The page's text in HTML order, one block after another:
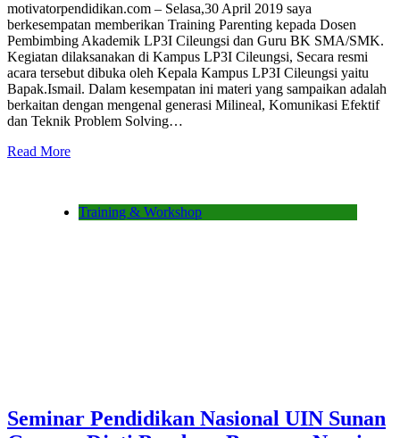
motivatorpendidikan.com – Selasa,30 April 2019 saya
berkesempatan memberikan Training Parenting kepada Dosen
Pembimbing Akademik LP3I Cileungsi dan Guru BK SMA/SMK.
Kegiatan dilaksanakan di Kampus LP3I Cileungsi, Secara resmi
acara tersebut dibuka oleh Kepala Kampus LP3I Cileungsi yaitu
Bapak.Ismail. Dalam kesempatan ini materi yang sampaikan adalah
berkaitan dengan mengenal generasi Milineal, Komunikasi Efektif
dan Teknik Problem Solving…
Read More
Training & Workshop
Seminar Pendidikan Nasional UIN Sunan